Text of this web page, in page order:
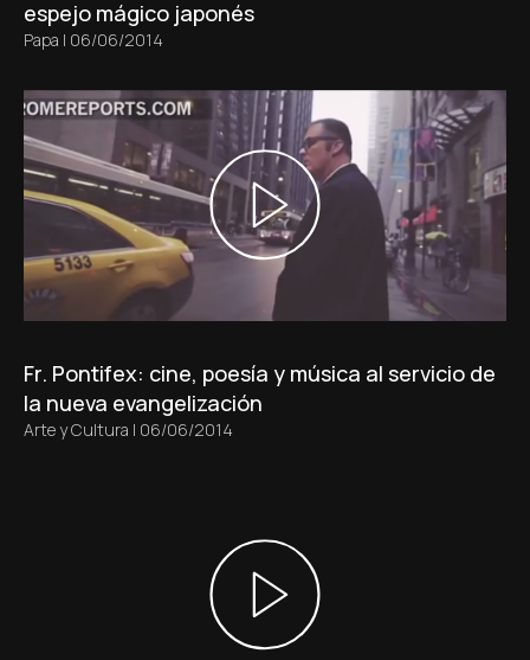
espejo mágico japonés
Papa | 06/06/2014
Fr. Pontifex: cine, poesía y música al servicio de
la nueva evangelización
Arte y Cultura | 06/06/2014